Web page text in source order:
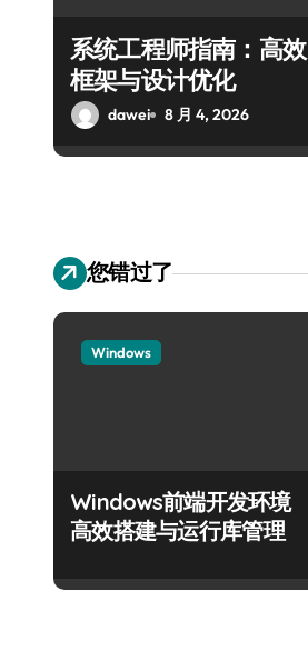
系统工程师指南：高效
框架与设计优化
dawei 8 月 4, 2026
您错过了
Windows
Windows前端开发环境
高效搭建与运行库管理